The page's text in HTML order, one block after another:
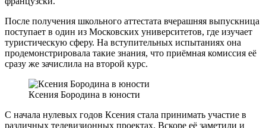
После получения школьного аттестата вчерашняя выпускница
поступает в один из Московских университетов, где изучает
туристическую сферу. На вступительных испытаниях она
продемонстрировала такие знания, что приёмная комиссия её
сразу же зачислила на второй курс.
Ксения Бородина в юности
С начала нулевых годов Ксения стала принимать участие в
различных телевизионных проектах. Вскоре её заметили и